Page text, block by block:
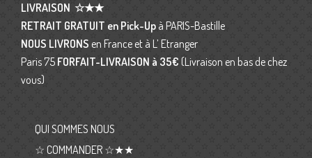
LIVRAISON ☆★★
RETRAIT GRATUIT en Pick-Up à PARIS-Bastille
NOUS LIVRONS en France et à L’ Etranger
Paris 75 FORFAIT-LIVRAISON à 35€ (Livraison en bas de chez
vous)
QUI SOMMES NOUS
☆ COMMANDER ☆★★